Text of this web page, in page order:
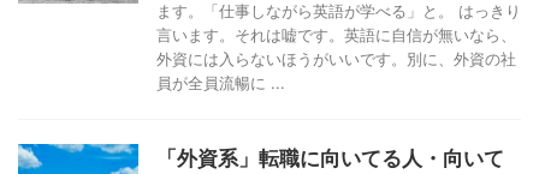
ます。「仕事しながら英語が学べる」と。 はっきり
言います。それは嘘です。英語に自信が無いなら、
外資には入らないほうがいいです。別に、外資の社
員が全員流暢に ...
「外資系」転職に向いてる人・向いて